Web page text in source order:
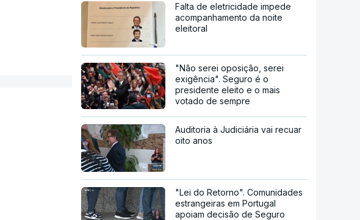
Falta de eletricidade impede
acompanhamento da noite
eleitoral
"Não serei oposição, serei
exigência". Seguro é o
presidente eleito e o mais
votado de sempre
Auditoria à Judiciária vai recuar
oito anos
"Lei do Retorno". Comunidades
estrangeiras em Portugal
apoiam decisão de Seguro